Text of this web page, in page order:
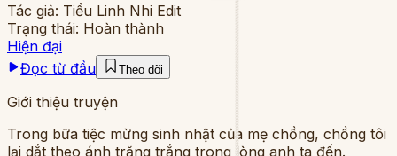
Tác giả: Tiểu Linh Nhi Edit
Trạng thái: Hoàn thành
Hiện đại
Đọc từ đầu
Theo dõi
Giới thiệu truyện
Trong bữa tiệc mừng sinh nhật của mẹ chồng, chồng tôi
lại dắt theo ánh trăng trắng trong lòng anh ta đến.